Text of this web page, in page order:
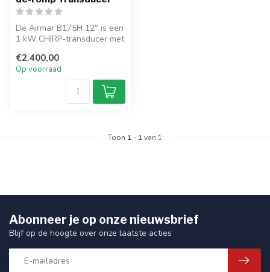
De Airmar B175H 12° is een
1 kW CHIRP-transducer met
temperatuursenso...
€2.400,00
Op voorraad
Toon 1 - 1van 1
Abonneer je op onze nieuwsbrief
Blijf op de hoogte over onze laatste acties